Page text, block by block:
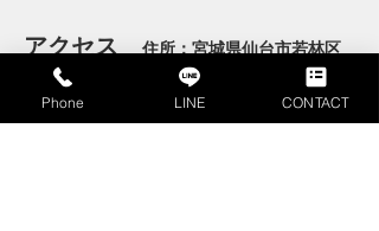
アクセス住所：宮城県仙台市若林区
南小泉３丁目１９−１６
Phone LINE CONTACT